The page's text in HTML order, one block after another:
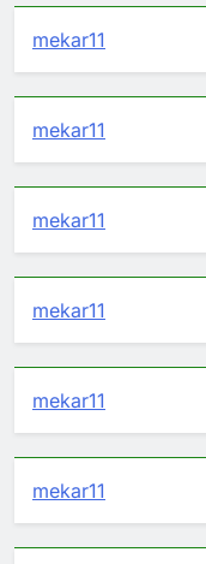
mekar11
mekar11
mekar11
mekar11
mekar11
mekar11